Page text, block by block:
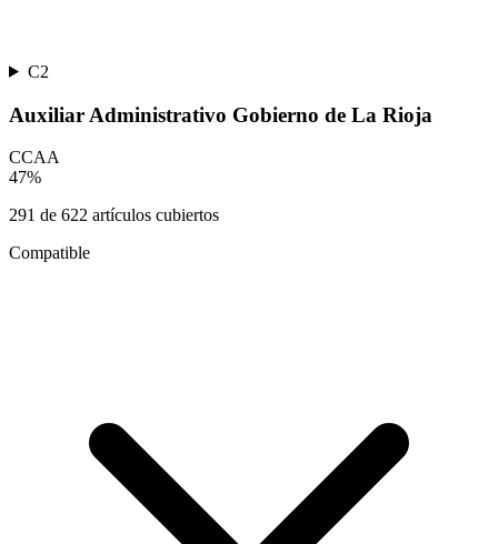
C2
Auxiliar Administrativo Gobierno de La Rioja
CCAA
47%
291 de 622 artículos cubiertos
Compatible